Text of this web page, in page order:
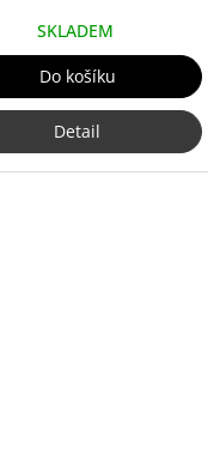
SKLADEM
Do košíku
Detail